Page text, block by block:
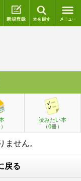
ログイン 新規登録
読みたい本
（0冊）
ません。
戻る